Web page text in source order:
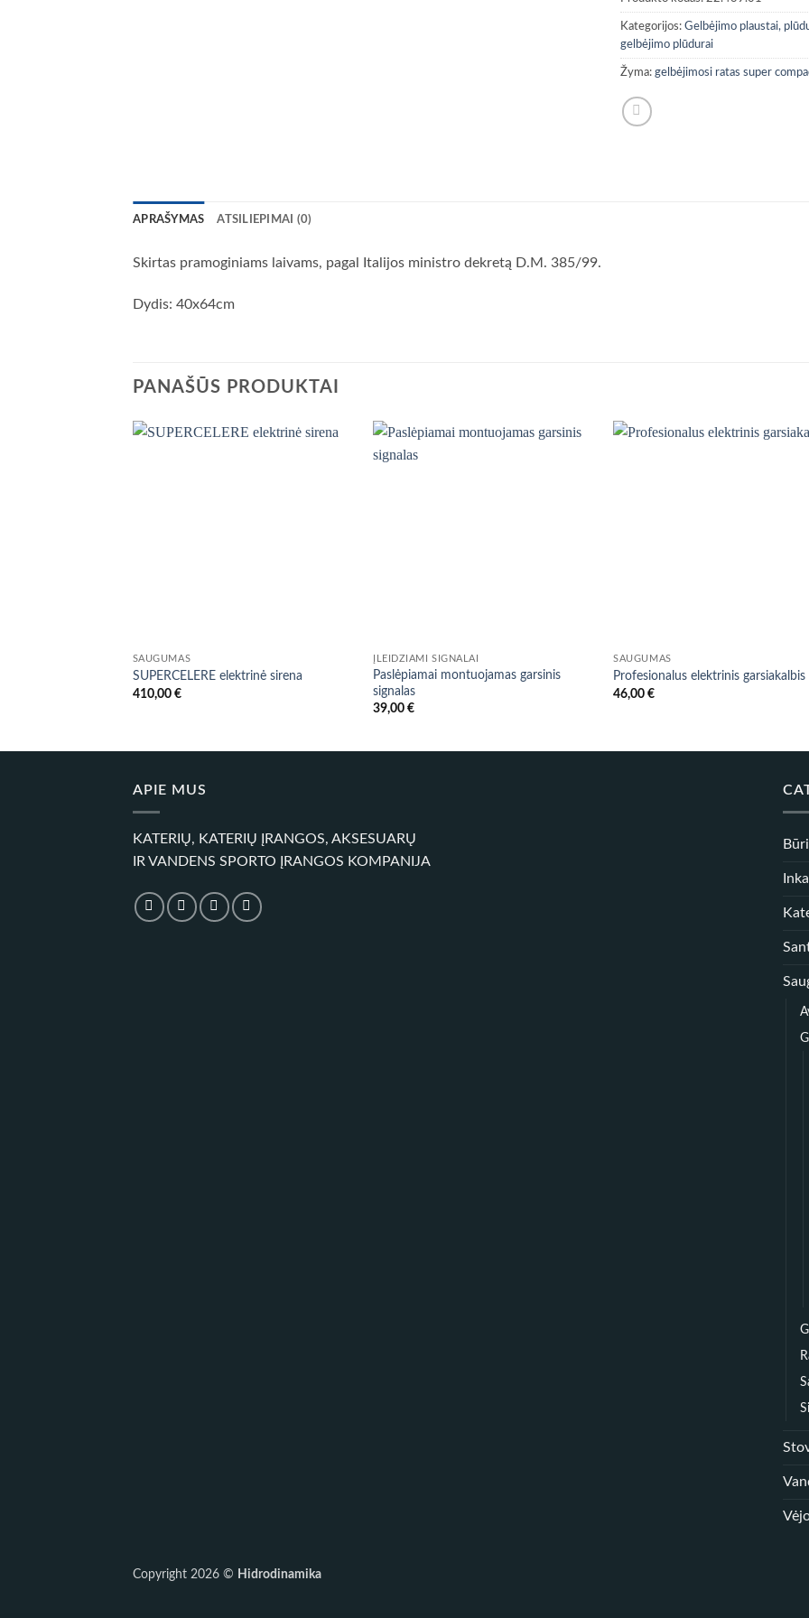
Kategorijos: Gelbėjimo plaustai,
gelbėjimo plūdurai
Žyma: gelbėjimosi ratas super
APRAŠYMAS ATSILIEPIMAI (0)
Skirtas pramoginiams laivams, pagal Italijos ministro dekretą D.M. 385/99.
Dydis: 40x64cm
PANAŠŪS PRODUKTAI
SAUGUMAS
SUPERCELERE elektrinė sirena
410,00 €
ĮLEIDŽIAMI SIGNALAI
Paslėpiamai montuojamas garsinis
signalas
39,00€
SAUGUMAS
Profesionalus elektrinis garsiakalbis
46,00€
APIE MUS
KATERIŲ, KATERIŲ ĮRANGOS, AKSESUARŲ
IR VANDENS SPORTO ĮRANGOS KOMPANIJA
Copyright 2026 © Hidrodinamika